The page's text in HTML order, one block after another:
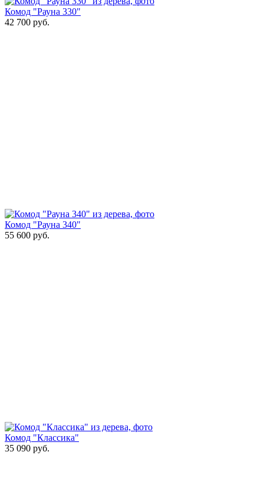
Комод "Рауна 330"
42 700 руб.
Комод "Рауна 340"
55 600 руб.
Комод "Классика"
35 090 руб.